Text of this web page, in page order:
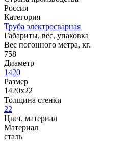
Россия
Категория
Труба электросварная
Габариты, вес, упаковка
Вес погонного метра, кг.
758
Диаметр
1420
Размер
1420х22
Толщина стенки
22
Цвет, материал
Материал
сталь